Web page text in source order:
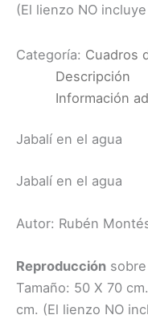
(El lienzo NO
Categoría: Cuadros
Descripción
Información
Jabalí en el agua
Jabalí en el agua
Autor: Rubén
Reproducción
Tamaño: 50 X 70
cm. (El lienzo NO